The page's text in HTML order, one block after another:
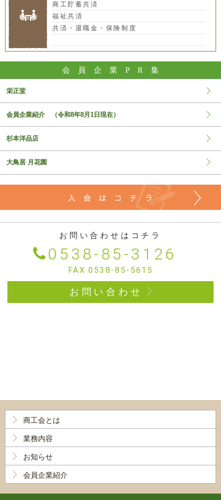
商工貯蓄共済
福祉共済
共済・退職金・保険制度
会員企業PR 集
栄正堂
会員企業紹介 （令和8年8月1日現在）
杉本洋品店
大鳥居 月花園
お問い合わせはコチラ
0538-85-3126
FAX 0538-85-5615
お問い合わせ
商工会とは
業務内容
お知らせ
会員企業紹介